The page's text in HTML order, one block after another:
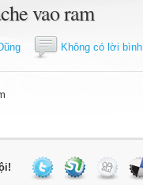
vao ram
Không có lời bình